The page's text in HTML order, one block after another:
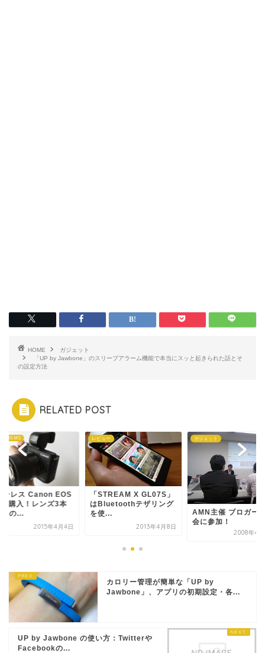
HOME
ガジェット
「UP by Jawbone」のスリープアラーム機能で本当にスッと起きられた話とそ
の設定方法
RELATED POST
EOS M3
ーレス Canon EOS
購入！レンズ3本
の...
2015年4月4日
レビュー
「STREAM X GL07S」
はBluetoothテザリング
を使...
2013年4月8日
ガジェット
AMN主催 ブロガー
会に参加！
2008年4
カロリー管理が簡単な「UP by
Jawbone」、アプリの初期設定・各...
UP by Jawbone の使い方：Twitterや
Facebookの...